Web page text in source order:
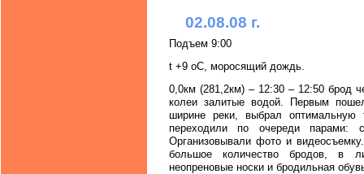
02.08.08 г.
Подъем 9:00
t +9 oC, моросящий дождь.
0,0км (281,2км) – 12:30 – 12:50 брод
колеи залитые водой. Первым
ширине реки, выбрал оптимальную
переходили по очереди парами:
Организовывали фото и
большое количество бродов, в
неопреновые носки и бродильная